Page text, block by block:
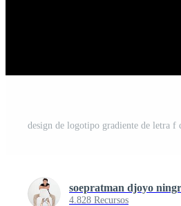
design de logotipo gradiente de letra f
soepratman djoyo
4.828 Recursos